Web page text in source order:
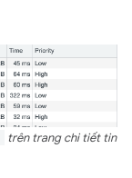
trên trang chi tiết tin